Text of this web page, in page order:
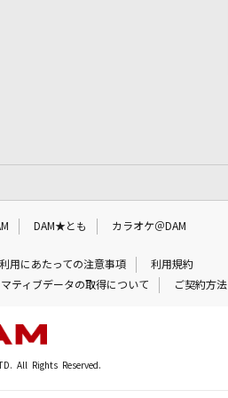
DAM★とも カラオケ＠DAM
用にあたっての注意事項
利用規約
ティブデータの取得について ご契約方法
All Rights Reserved.